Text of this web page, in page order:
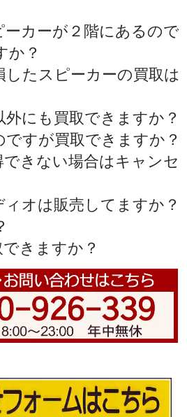
ーカーが２階にあるので
か？
したスピーカーの買取は
外にも買取できますか？
ですが買取できますか？
できない場合はキャンセ
ィオは販売してますか？
きますか？